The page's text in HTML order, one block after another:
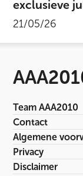
exclusieve
21/05/26
Team AAA2010
Contact
Algemene
Privacy
Disclaimer